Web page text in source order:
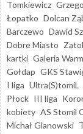
Tomkiewicz
Łopatko Dolcan
Barczewo Dawid
Dobre Miasto
kartki Galeria
Gołdap GKS
I liga Ultra(S)tomiL
Płock III liga
kobiety AS Stomil
Michał Glanowski